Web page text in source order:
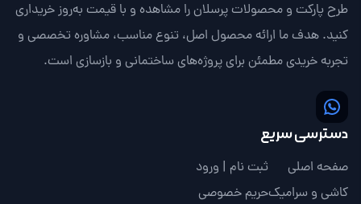
طرح پارکت و محصولات پرسلان را مشاهده و با قیمت به‌روز خریداری
کنید. هدف ما ارائه محصول اصل، تنوع مناسب، مشاوره تخصصی و
تجربه خریدی مطمئن برای پروژه‌های ساختمانی و بازسازی است.
دسترسی سریع
صفحه اصلی
کاشی و سرامیک
ثبت نام | ورود
حریم خصوصی